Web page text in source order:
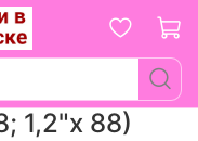
1,2"х 88)